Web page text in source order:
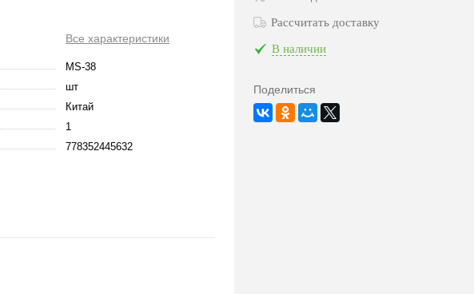
Все характеристики
MS-38
шт
Китай
1
778352445632
Рассчитать доставку
В наличии
Поделиться